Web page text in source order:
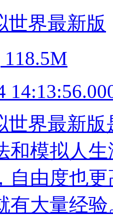
世界最新版
世界最新
和模拟人
自由度也
有大量经